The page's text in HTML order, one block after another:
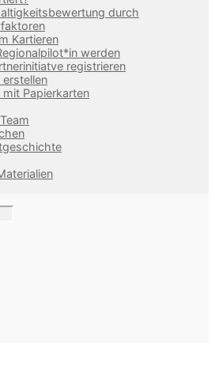
durch
Kartieren
werden
registrieren
erstellen
mit Papierkarten